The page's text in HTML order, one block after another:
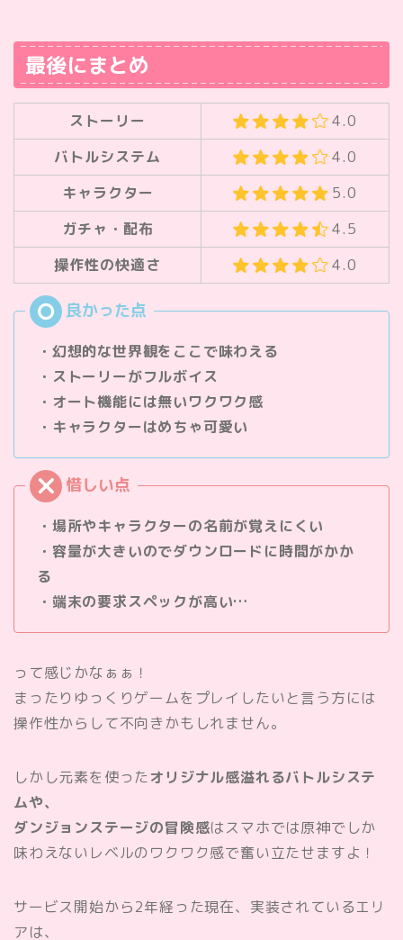
最後にまとめ
ストーリー
4.0
バトルシステム
4.0
キャラクター
5.0
ガチャ・配布
4.5
操作性の快適さ
4.0
・幻想的な世界観をここで味わえる
・ストーリーがフルボイス
・オート機能には無いワクワク感
・キャラクターはめちゃ可愛い
・場所やキャラクターの名前が覚えにくい
・容量が大きいのでダウンロードに時間がかか
る
・端末の要求スペックが高い…
って感じかなぁぁ！
まったりゆっくりゲームをプレイしたいと言う方には
操作性からして不向きかもしれません。
しかし元素を使ったオリジナル感溢れるバトルシステ
ムや、
ダンジョンステージの冒険感はスマホでは原神でしか
味わえないレベルのワクワク感で奮い立たせますよ！
サービス開始から2年経った現在、実装されているエリ
アは、